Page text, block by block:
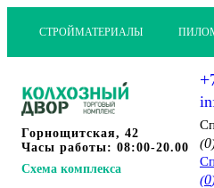
СТРОЙМАТЕРИАЛЫ
Горнощитская, 42
Часы работы: 08:00-20.00
Схема комплекса
(0
(0